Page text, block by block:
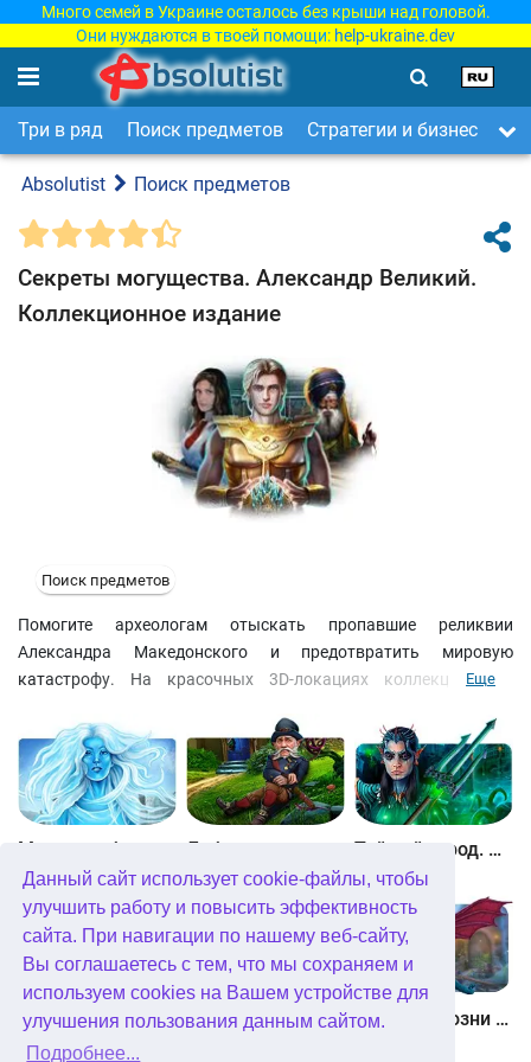
Данный сайт использует cookie-файлы, чтобы
улучшить работу и повысить эффективность
сайта. При навигации по нашему веб-сайту,
Вы соглашаетесь с тем, что мы сохраняем и
используем cookies на Вашем устройстве для
улучшения пользования данным сайтом.
Подробнее...
Много семей в Украине осталось без крыши над головой.
Они нуждаются в твоей помощи: help-ukraine.dev
Три в ряд Поиск предметов Стратегии и бизнес
Absolutist Поиск предметов
Секреты могущества. Александр Великий.
Коллекционное издание
Поиск предметов
Помогите археологам отыскать пропавшие реликвии
Александра Македонского и предотвратить мировую
катастрофу. На красочных 3D-локациях коллекционного
выполняйте поставленные задачи. Чтобы получить ответы на
некоторые вопросы, решайте головоломки в увлекательных
мини-играх. Чтобы вовремя сориентироваться в дальнейших
действиях, заносите важную информацию в смартфон и
почаще заглядывайте в карту.
Еще
Тайный город. Подводное королевство. Коллекционное издание
Небесные земли. Пробуждение гигантов. Коллекционное издание Загадки Нью-Йорка. Пробуждение. Коллекционное издание Химеры. Козни зла. Коллекционное издание